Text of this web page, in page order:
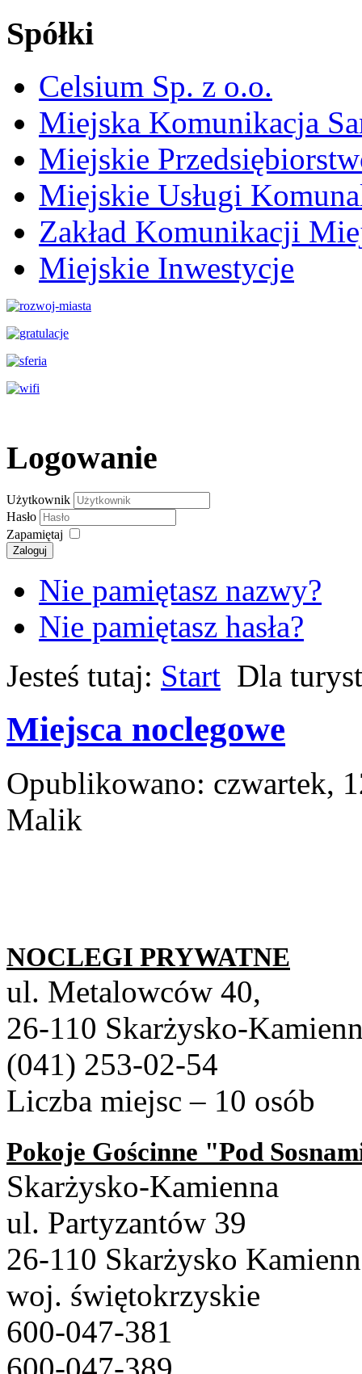
Spółki
Celsium Sp. z o.o.
Miejska Komunikacja
Miejskie
Miejskie Usługi
Zakład Komunikacji
Miejskie Inwestycje
Logowanie
Użytkownik
Hasło
Zapamiętaj
Zaloguj
Nie pamiętasz nazwy?
Nie pamiętasz hasła?
Jesteś tutaj: Start Dla
Miejsca noclegowe
Opublikowano: czwartek,
Malik
NOCLEGI PRYWATNE
ul. Metalowców 40,
26-110 Skarżysko-
(041) 253-02-54
Liczba miejsc – 10 osób
Pokoje Gościnne "Pod
Skarżysko-Kamienna
ul. Partyzantów 39
26-110 Skarżysko
woj. świętokrzyskie
600-047-381